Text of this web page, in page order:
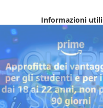
Informazioni utili